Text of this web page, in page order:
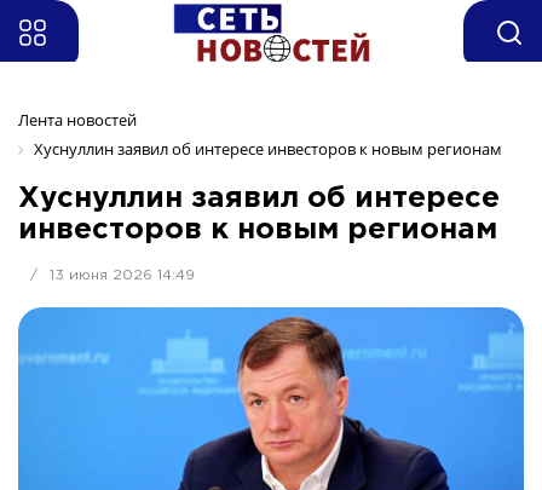
Лента новостей
Хуснуллин заявил об интересе инвесторов к новым регионам
Хуснуллин заявил об интересе
инвесторов к новым регионам
/ 13 июня 2026 14:49